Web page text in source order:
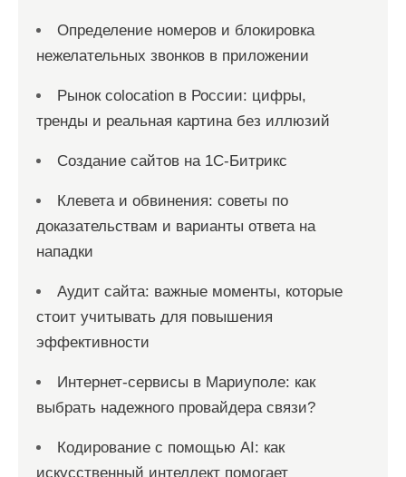
Определение номеров и блокировка
нежелательных звонков в приложении
Рынок colocation в России: цифры,
тренды и реальная картина без иллюзий
Создание сайтов на 1С-Битрикс
Клевета и обвинения: советы по
доказательствам и варианты ответа на
нападки
Аудит сайта: важные моменты, которые
стоит учитывать для повышения
эффективности
Интернет-сервисы в Мариуполе: как
выбрать надежного провайдера связи?
Кодирование с помощью AI: как
искусственный интеллект помогает